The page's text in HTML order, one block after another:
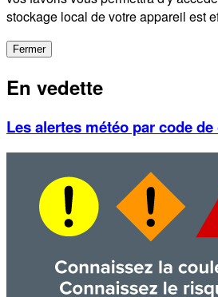
stockage local de votre appareil est
Fermer
En vedette
Les alertes météo par code